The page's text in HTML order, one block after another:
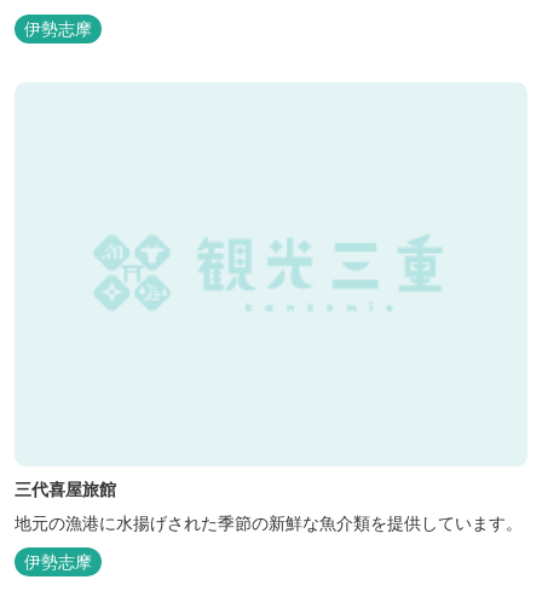
伊勢志摩
三代喜屋旅館
地元の漁港に水揚げされた季節の新鮮な魚介類を提供しています。
伊勢志摩